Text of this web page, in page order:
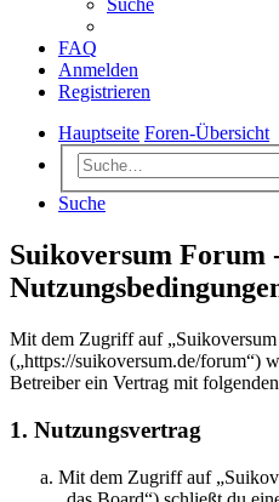
FAQ
Anmelden
Registrieren
Hauptseite Foren-Übersicht
Suche
Suikoversum Forum
Mit dem Zugriff auf
(„https://suikoversum.de/forum“)
Betreiber ein Vertrag mit
1. Nutzungsvertrag
Mit dem Zugriff auf